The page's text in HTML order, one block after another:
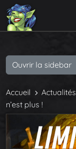
Accueil Actualités
n’est plus !
Ouvrir la sidebar